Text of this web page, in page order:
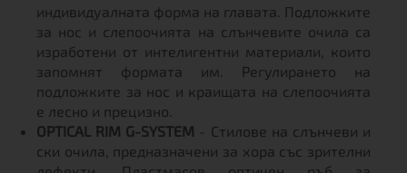
индивидуалната форма на главата. Подложките
за нос и слепоочията на слънчевите очила са
изработени от интелигентни материали, които
запомнят формата им. Регулирането на
подложките за нос и краищата на слепоочията
е лесно и прецизно.
OPTICAL RIM G-SYSTEM - Стилове на слънчеви и
ски очила, предназначени за хора със зрителни